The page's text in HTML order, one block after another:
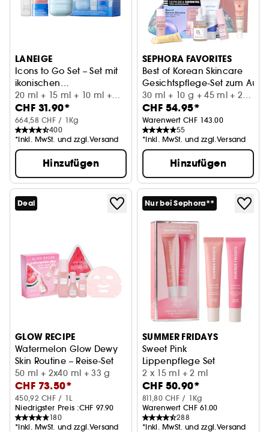
LANEIGE
Icons to Go Set – Set mit
ikonischen
Gesichtspflegeprodukten
20 ml + 15 ml + 10 ml +
3 g
CHF 31.90*
664,58 CHF / 1Kg
400
*Inkl. MwSt. und zzgl.Versand
Hinzufügen
SEPHORA FAVORITES
Best of Korean Skincare
Gesichtspflege-Set zum
30 ml + 10 g + 45 ml + 25
ml + (2 x 15) ml + 1 pc
CHF 54.95*
Warenwert CHF 143.00
55
*Inkl. MwSt. und zzgl.Versand
Hinzufügen
Deal
GLOW RECIPE
Watermelon Glow Dewy
Skin Routine – Reise-Set
50 ml + 2x40 ml + 33 g
CHF 73.50*
450,92 CHF / 1L
Niedrigster Preis :CHF 97.90
180
*Inkl. MwSt. und zzgl.Versand
Nur bei Sephora**
SUMMER FRIDAYS
Sweet Pink
Lippenpflege Set
2 x 15 ml + 2 ml
CHF 50.90*
811,80 CHF / 1Kg
Warenwert CHF 61.00
288
*Inkl. MwSt. und zzgl.Versand